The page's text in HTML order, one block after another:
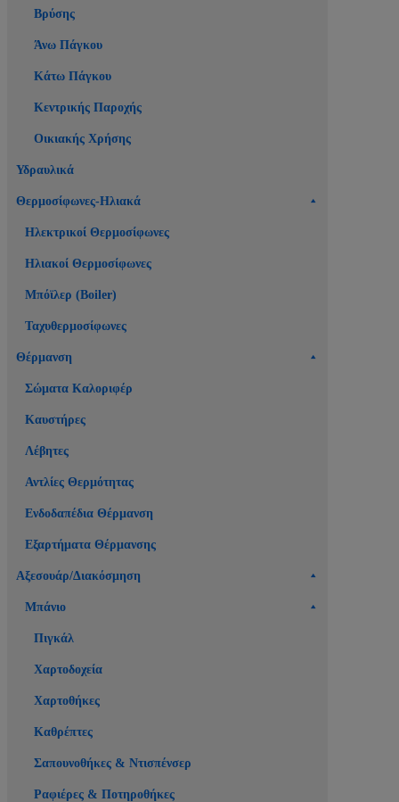
Βρύσης
Άνω Πάγκου
Κάτω Πάγκου
Κεντρικής Παροχής
Οικιακής Χρήσης
Υδραυλικά
Θερμοσίφωνες-Ηλιακά
Ηλεκτρικοί Θερμοσίφωνες
Ηλιακοί Θερμοσίφωνες
Μπόϊλερ (Boiler)
Ταχυθερμοσίφωνες
Θέρμανση
Σώματα Καλοριφέρ
Καυστήρες
Λέβητες
Αντλίες Θερμότητας
Ενδοδαπέδια Θέρμανση
Εξαρτήματα Θέρμανσης
Αξεσουάρ/Διακόσμηση
Μπάνιο
Πιγκάλ
Χαρτοδοχεία
Χαρτοθήκες
Καθρέπτες
Σαπουνοθήκες & Ντισπένσερ
Ραφιέρες & Ποτηροθήκες